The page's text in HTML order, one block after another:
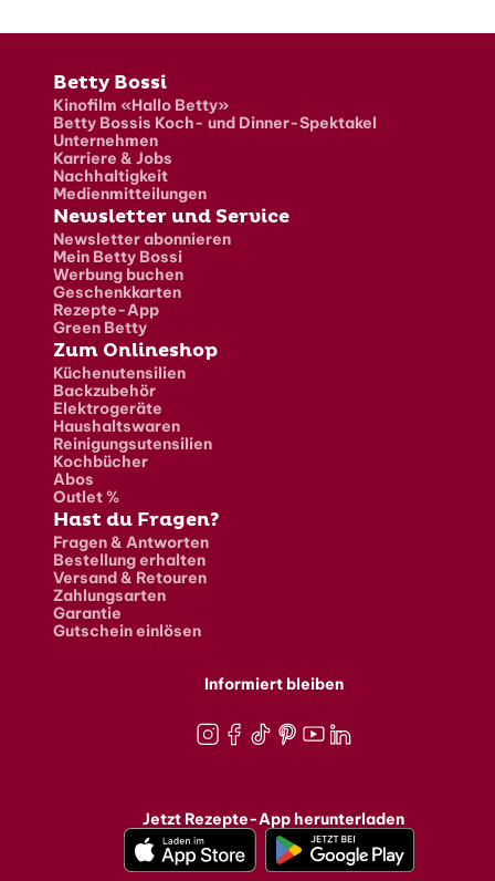
Fusszeile
Betty Bossi
Kinofilm «Hallo Betty»
Betty Bossis Koch- und Dinner-Spektakel
Unternehmen
Karriere & Jobs
Nachhaltigkeit
Medienmitteilungen
Newsletter und Service
Newsletter abonnieren
Mein Betty Bossi
Werbung buchen
Geschenkkarten
Rezepte-App
Green Betty
Zum Onlineshop
Küchenutensilien
Backzubehör
Elektrogeräte
Haushaltswaren
Reinigungsutensilien
Kochbücher
Abos
Outlet %
Hast du Fragen?
Fragen & Antworten
Bestellung erhalten
Versand & Retouren
Zahlungsarten
Garantie
Gutschein einlösen
Informiert bleiben
Jetzt Rezepte-App herunterladen